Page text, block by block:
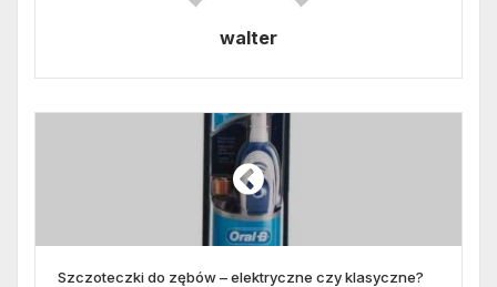
walter
Szczoteczki do zębów – elektryczne czy klasyczne?